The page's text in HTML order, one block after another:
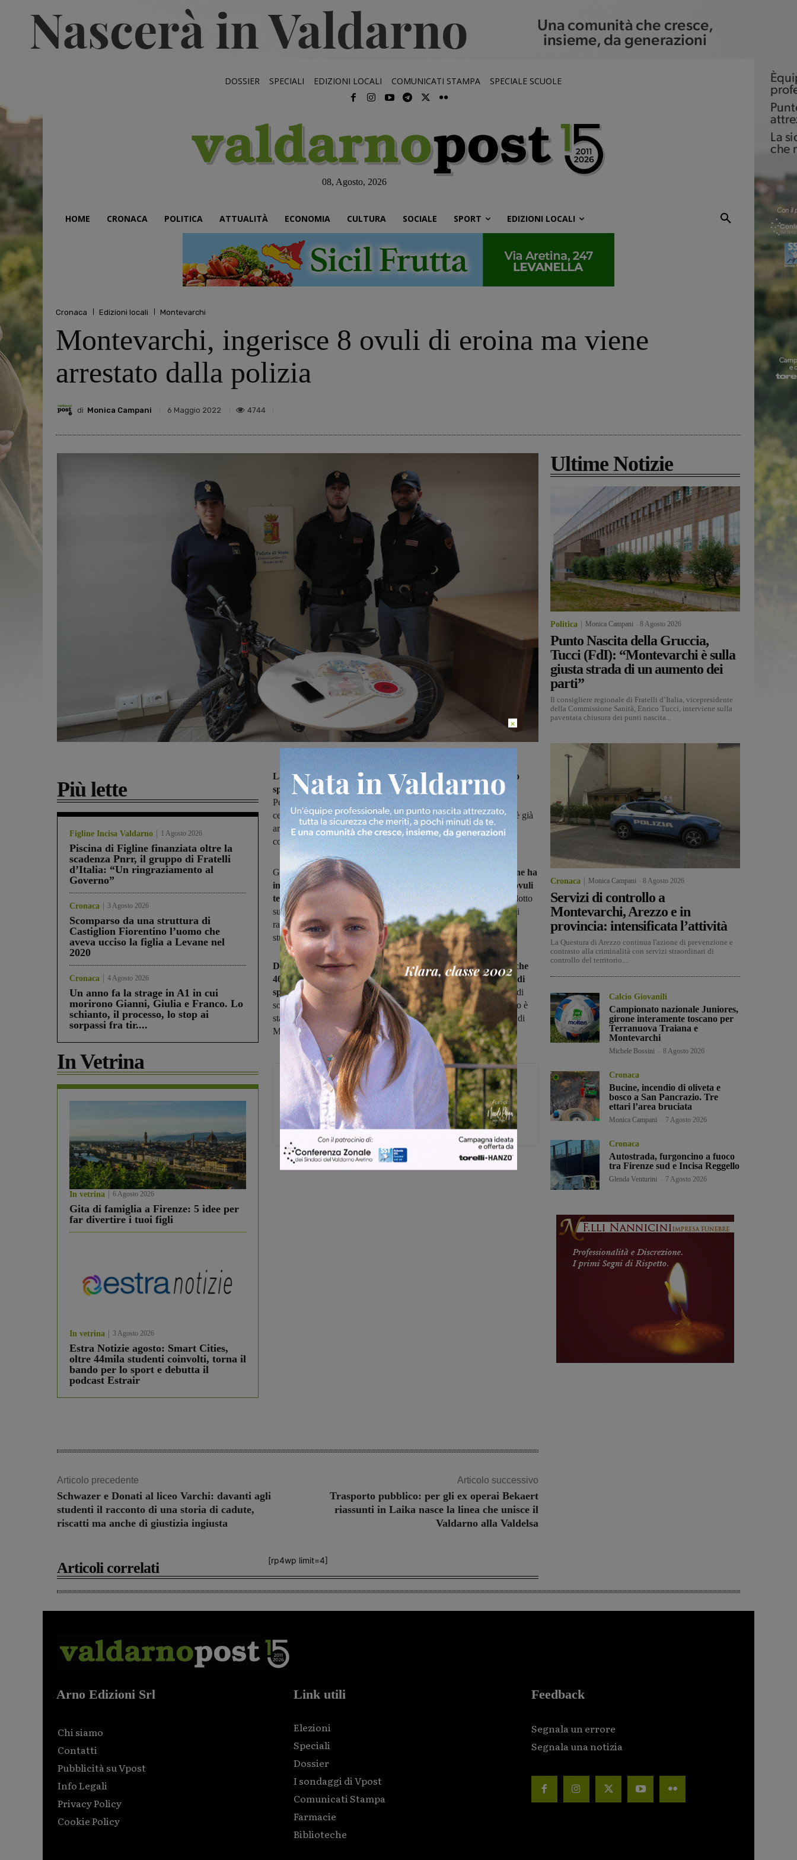
DOSSIER SPECIALI EDIZIONI LOCALI COMUNICATI STAMPA SPECIALE SCUOLE
08, Agosto, 2026
HOME CRONACA POLITICA ATTUALITÀ ECONOMIA CULTURA SOCIALE SPORT EDIZIONI LOCALI
Cronaca Edizioni locali Montevarchi
Montevarchi, ingerisce 8 ovuli di eroina ma viene
arrestato dalla polizia
di Monica Campani 6 Maggio 2022 4744
Più lette
Figline Incisa Valdarno 1 Agosto 2026
Piscina di Figline finanziata oltre la
scadenza Pnrr, il gruppo di Fratelli
d’Italia: “Un ringraziamento al
Governo”
Cronaca 3 Agosto 2026
Scomparso da una struttura di
Castiglion Fiorentino l’uomo che
aveva ucciso la figlia a Levane nel
2020
Cronaca 4 Agosto 2026
Un anno fa la strage in A1 in cui
morirono Gianni, Giulia e Franco. Lo
schianto, il processo, lo stop ai
sorpassi fra tir....
In Vetrina
In vetrina 6 Agosto 2026
Gita di famiglia a Firenze: 5 idee per
far divertire i tuoi figli
In vetrina 3 Agosto 2026
Estra Notizie agosto: Smart Cities,
oltre 44mila studenti coinvolti, torna il
bando per lo sport e debutta il
podcast Estrair
La polizia del commissariato di Montevarchi ha arrestato uno
spacciatore 33enne, nigeriano, senza fissa dimora in Italia.
Personale della squadra volante ha notato l’uomo in bicicletta nel
centro storico della città: è conosciuto alle forze dell’ordine perchè già
arrestato e colpito dall’obbligo di presentazione presso il
commissariato.
Gli agenti lo hanno fermato e, prima di essere controllato,
il 33enne ha
ingerito la sostanza stupefacente che aveva con sè: in tutto 8 ovuli
termosaldati, pari a circa 10 grammi, contenenti eroina. Condotto
subito al pronto soccorso della Gruccia è stato sottoposto ad esami
radiografici e dopo 24 ore è riuscito a liberarsi della sostanza
stupefacente.
Durante la perquisizione sono stati trovati in suo possesso anche
400 euro in banconote di piccolo taglio, provento dell’attività di
spaccio.L’uomo è stato arrestato per detenzione a fini di spaccio di
sostanza stupefacente e durante l’udienza di convalida a suo carico è
stata emessa la misura cautelare del divieto di dimora nel comune di
Montevarchi.
Monica Campani
Direttore
Articolo precedente
Schwazer e Donati al liceo Varchi: davanti agli
studenti il racconto di una storia di cadute,
riscatti ma anche di giustizia ingiusta
Articolo successivo
Trasporto pubblico: per gli ex operai Bekaert
riassunti in Laika nasce la linea che unisce il
Valdarno alla Valdelsa
[rp4wp limit=4]
Articoli correlati
Ultime Notizie
Politica Monica Campani 8 Agosto 2026
Punto Nascita della Gruccia,
Tucci (FdI): “Montevarchi è sulla
giusta strada di un aumento dei
parti”
Il consigliere regionale di Fratelli d’Italia, vicepresidente
della Commissione Sanità, Enrico Tucci, interviene sulla
paventata chiusura dei punti nascita...
Cronaca Monica Campani 8 Agosto 2026
Servizi di controllo a
Montevarchi, Arezzo e in
provincia: intensificata l’attività
La Questura di Arezzo continua l'azione di prevenzione e
contrasto alla criminalità con servizi straordinari di
controllo del territorio....
Calcio Giovanili
Campionato nazionale Juniores,
girone interamente toscano per
Terranuova Traiana e
Montevarchi
Michele Bossini 8 Agosto 2026
Cronaca
Bucine, incendio di oliveta e
bosco a San Pancrazio. Tre
ettari l’area bruciata
Monica Campani 7 Agosto 2026
Cronaca
Autostrada, furgoncino a fuoco
tra Firenze sud e Incisa Reggello
Glenda Venturini 7 Agosto 2026
Arno Edizioni Srl
Chi siamo
Contatti
Pubblicità su Vpost
Info Legali
Privacy Policy
Cookie Policy
Link utili
Elezioni
Speciali
Dossier
I sondaggi di Vpost
Comunicati Stampa
Farmacie
Biblioteche
Feedback
Segnala un errore
Segnala una notizia
×